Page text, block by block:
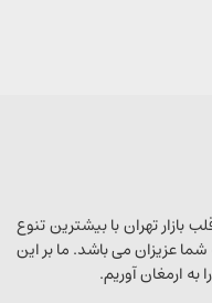
بازار تهران با بیشترین تنوع
عزیزان می باشد. ما بر این
به ارمغان آوریم.